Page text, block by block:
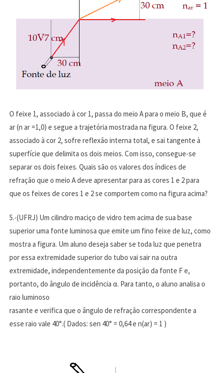
O feixe 1, associado à cor 1, passa do meio A para o meio B, que é
ar (n ar =1,0) e segue a trajetória mostrada na figura. O feixe 2,
associado à cor 2, sofre reflexão interna total, e sai tangente à
superfície que delimita os dois meios. Com isso, consegue-se
separar os dois feixes. Quais são os valores dos índices de
refração que o meio A deve apresentar para as cores 1 e 2 para
que os feixes de cores 1 e 2 se comportem como na figura acima?
5.-(UFRJ) Um cilindro maciço de vidro tem acima de sua base
superior uma fonte luminosa que emite um fino feixe de luz, como
mostra a figura. Um aluno deseja saber se toda luz que penetra
por essa extremidade superior do tubo vai sair na outra
extremidade, independentemente da posição da fonte F e,
portanto, do ângulo de incidência α. Para tanto, o aluno analisa o
raio luminoso
rasante e verifica que o ângulo de refração correspondente a
esse raio vale 40°.( Dados: sen 40° = 0,64 e n(ar) = 1 )